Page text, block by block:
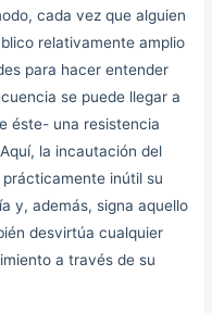
cada vez que alguien
relativamente amplio
para hacer entender
se puede llegar a
éste- una resistencia
la incautación del
inútil su
y, además, signa aquello
desvirtúa cualquier
a través de su